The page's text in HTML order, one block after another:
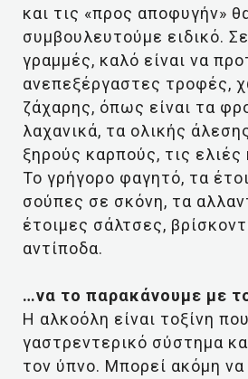
και τις «προς αποφυγήν»
συμβουλευτούμε ειδικό.
γραμμές, καλό είναι να
ανεπεξέργαστες τροφές,
ζάχαρης, όπως είναι τα
λαχανικά, τα ολικής
ξηρούς καρπούς, τις ελιές
Το γρήγορο φαγητό, τα
σούπες σε σκόνη, τα
έτοιμες σάλτσες,
αντίποδα.
…να το παρακάνουμε με
Η αλκοόλη είναι τοξίνη
γαστρεντερικό σύστημα
τον ύπνο. Μπορεί ακόμη να